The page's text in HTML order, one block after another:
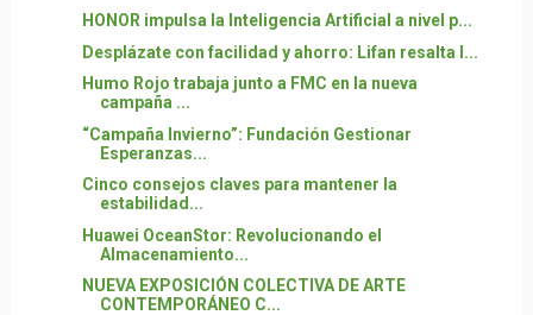
HONOR impulsa la Inteligencia Artificial a nivel p...
Desplázate con facilidad y ahorro: Lifan resalta l...
Humo Rojo trabaja junto a FMC en la nueva
campaña ...
“Campaña Invierno”: Fundación Gestionar
Esperanzas...
Cinco consejos claves para mantener la
estabilidad...
Huawei OceanStor: Revolucionando el
Almacenamiento...
NUEVA EXPOSICIÓN COLECTIVA DE ARTE
CONTEMPORÁNEO C...